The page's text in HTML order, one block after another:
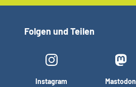
Folgen und Teilen
Instagram Mastodon